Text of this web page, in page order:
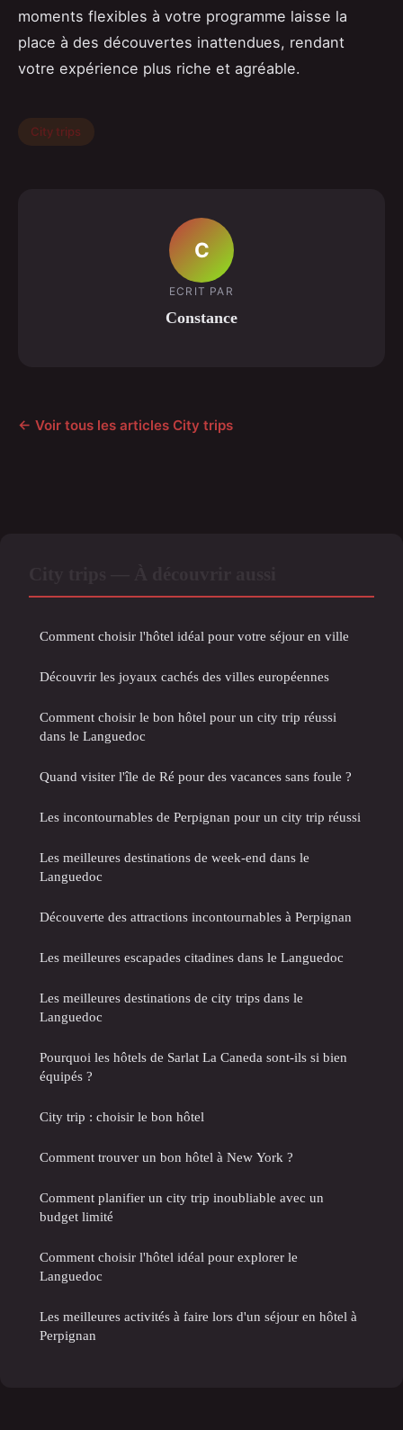
moments flexibles à votre programme laisse la
place à des découvertes inattendues, rendant
votre expérience plus riche et agréable.
City trips
C
ECRIT PAR
Constance
← Voir tous les articles City trips
Comment choisir l'hôtel idéal pour votre séjour en ville
Découvrir les joyaux cachés des villes européennes
Comment choisir le bon hôtel pour un city trip réussi
dans le Languedoc
Quand visiter l'île de Ré pour des vacances sans foule ?
Les incontournables de Perpignan pour un city trip réussi
Les meilleures destinations de week-end dans le
Languedoc
Découverte des attractions incontournables à Perpignan
Les meilleures escapades citadines dans le Languedoc
Les meilleures destinations de city trips dans le
Languedoc
Pourquoi les hôtels de Sarlat La Caneda sont-ils si bien
équipés ?
City trip : choisir le bon hôtel
Comment trouver un bon hôtel à New York ?
Comment planifier un city trip inoubliable avec un
budget limité
Comment choisir l'hôtel idéal pour explorer le
Languedoc
Les meilleures activités à faire lors d'un séjour en hôtel à
Perpignan